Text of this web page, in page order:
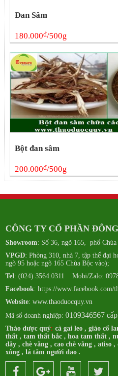
Đan Sâm
180.000đ/500g
Bột đan sâm
200.000đ/500g
CÔNG TY CỔ PHẦN
Showroom: Số 36, ngõ 165, phố
VPGD: Phòng 310, nhà 7, tập thể
ngõ 95 hoặc ngõ 165 Chùa Bộc vào);
Tel: (024) 3564.0311 Mobi/Zalo:
Facebook:https://www.facebook.com/
Website: www.thaoduocquy.vn
Mã số doanh nghiệp:0109346567
Thảo dược quý:cà gai leo ,giảo cổ
thất ,tam thất bắc ,hoa tam thất ,
dây ,chè vằng ,cao chè vằng ,atiso ,
xông ,lá tắm người dao .